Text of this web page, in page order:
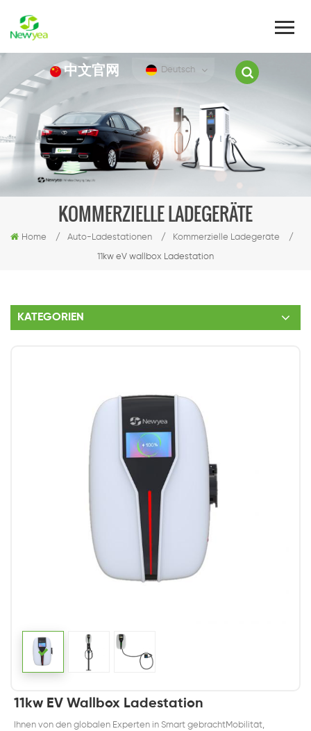
中文官网 Deutsch
KOMMERZIELLE LADEGERÄTE
Home / Auto-Ladestationen / Kommerzielle Ladegeräte /
11kw eV wallbox Ladestation
KATEGORIEN
11kw EV Wallbox Ladestation
Ihnen von den globalen Experten in Smart gebrachtMobilität,